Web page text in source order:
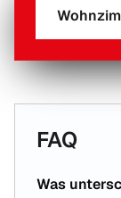
FAQ
Was